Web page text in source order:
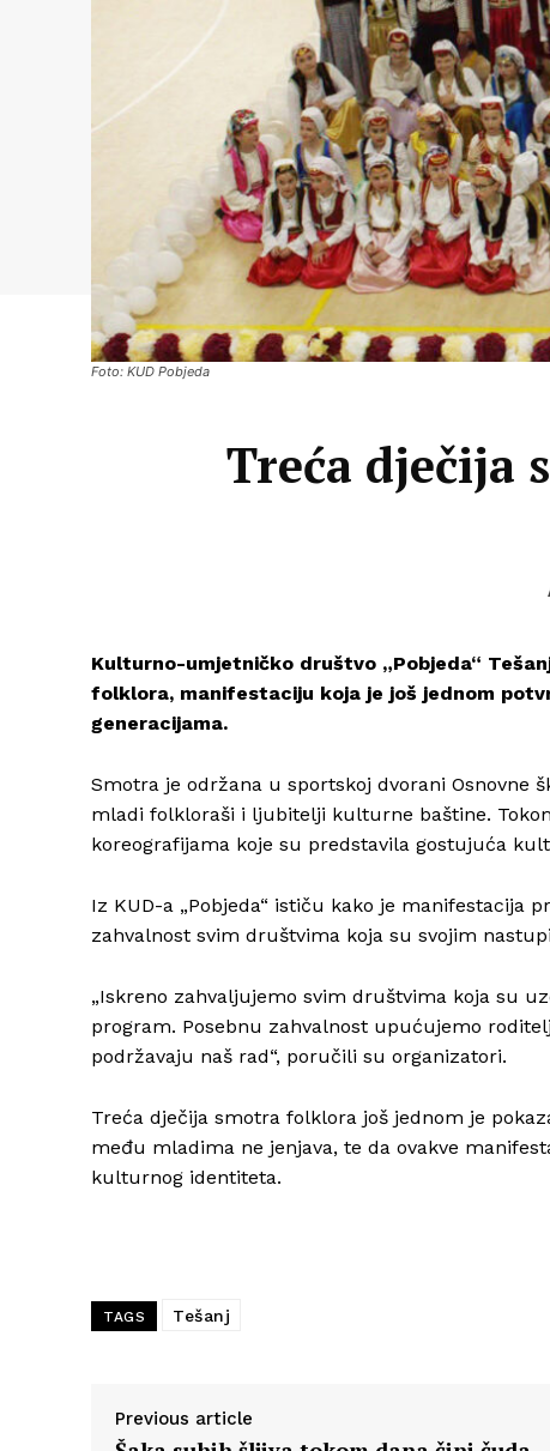
Foto: KUD Pobjeda
Treća dječija
Kulturno-umjetničko društvo „Pobjeda“
folklora, manifestaciju koja je još jednom
generacijama.
Smotra je održana u sportskoj dvorani Osnovne
mladi folkloraši i ljubitelji kulturne baštine.
koreografijama koje su predstavila gostujuća
Iz KUD-a „Pobjeda“ ističu kako je
zahvalnost svim društvima koja su svojim
„Iskreno zahvaljujemo svim društvima koja su
program. Posebnu zahvalnost upućujemo
podržavaju naš rad“, poručili su organizatori.
Treća dječija smotra folklora još jednom je
među mladima ne jenjava, te da ovakve
kulturnog identiteta.
TAGS Tešanj
Previous article